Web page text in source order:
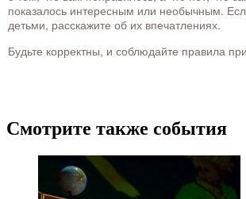
показалось интересным или необычным.
детьми, расскажите об их впечатлениях.
Будьте корректны, и соблюдайте правила
Смотрите также события